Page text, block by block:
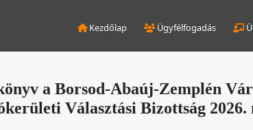
Kezdőlap Ügyfélfogadás
a Borsod-Abaúj-Zemplén
Választási Bizottság